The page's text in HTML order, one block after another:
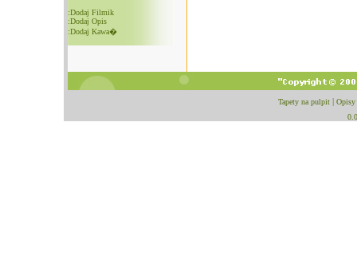
:Dodaj Filmik
:Dodaj Opis
:Dodaj Kawa�
Tapety na pulpit
Opisy